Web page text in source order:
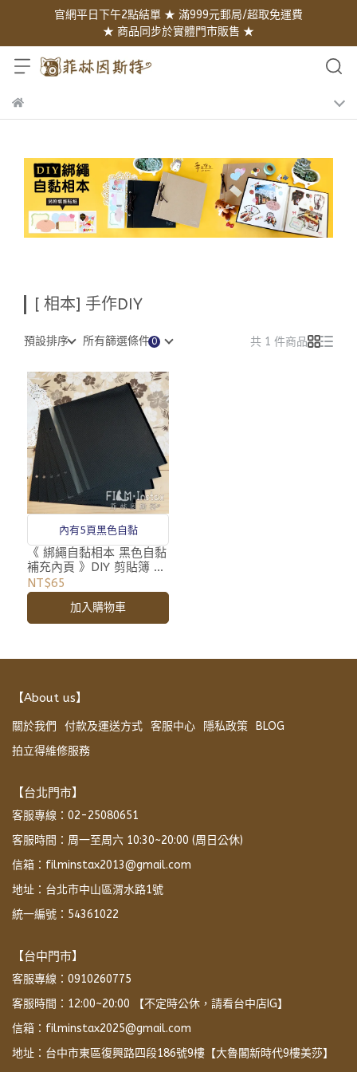
官網平日下午2點結單 ★ 滿999元郵局/超取免運費
★ 商品同步於實體門市販售 ★
[ 相本] 手作DIY
預設排序 所有篩選條件 共 1 件商品
內有5頁黑色自黏
《 綁繩自黏相本 黑色自黏
補充內頁 》DIY 剪貼簿 手
作相本專用
NT$65
加入購物車
【About us】
關於我們 付款及運送方式 客服中心 隱私政策
BLOG
拍立得維修服務
【台北門市】
客服專線：02-25080651
客服時間：周一至周六 10:30~20:00 (周日公休)
信箱：filminstax2013@gmail.com
地址：台北市中山區渭水路1號
統一編號：54361022
【台中門市】
客服專線：0910260775
客服時間：12:00~20:00 【不定時公休，請看台中店IG】
信箱：filminstax2025@gmail.com
地址：台中市東區復興路四段186號9樓【大魯閣新時代9樓美莎】